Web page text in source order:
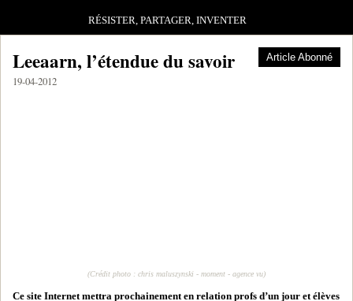
RÉSISTER, PARTAGER, INVENTER
Article Abonné
Leeaarn, l’étendue du savoir
19-04-2012
(Crédit photo : chris maluszynski - moment - agence vu)
Ce site Internet mettra prochainement en relation profs d’un jour et élèves